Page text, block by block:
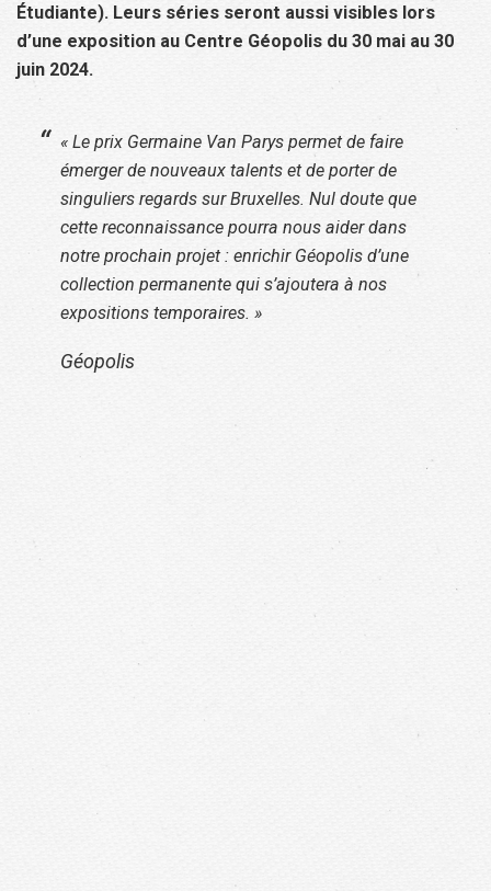
Étudiante). Leurs séries seront aussi visibles lors
d’une exposition au Centre Géopolis du 30 mai au 30
juin 2024.
« Le prix Germaine Van Parys permet de faire
émerger de nouveaux talents et de porter de
singuliers regards sur Bruxelles. Nul doute que
cette reconnaissance pourra nous aider dans
notre prochain projet : enrichir Géopolis d’une
collection permanente qui s’ajoutera à nos
expositions temporaires. »
Géopolis